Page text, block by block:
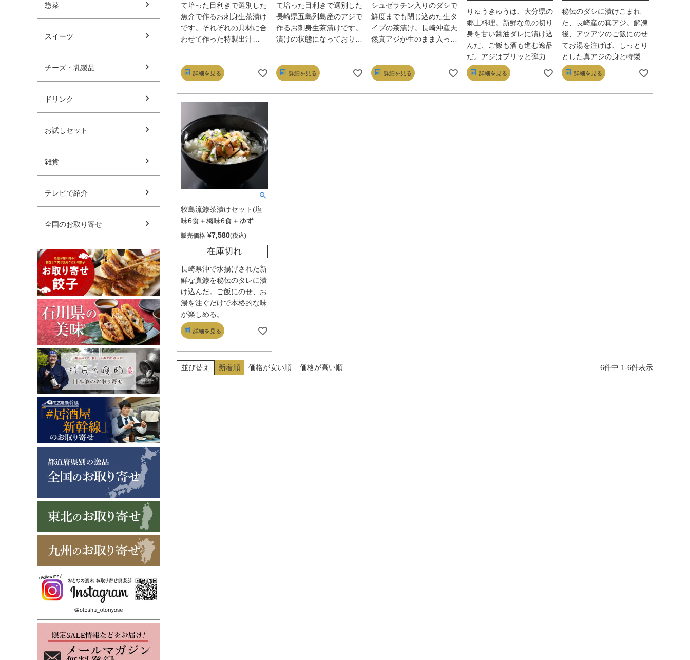
惣菜
スイーツ
チーズ・乳製品
ドリンク
お試しセット
雑貨
テレビで紹介
全国のお取り寄せ
て培った目利きで選別した
魚介で作るお刺身生茶漬け
です。それぞれの具材に合
わせて作った特製出汁
し上がるだけの簡単調理。
おりでおうちにいながら高
レトルトやフリーズドライ
のお茶漬けとは違う”生”の
お茶漬けをお楽しみくださ
い。
詳細を見る
て培った目利きで選別した
長崎県五島列島産のアジで
作るお刺身生茶漬けです。
漬けの状態になっておりま
業で小骨を取っており、生
わえます。某有名グルメ旅
詳細を見る
シュゼラチン入りのダシで
鮮度までも閉じ込めた生タ
イプの茶漬け。長崎沖産天
然真アジが生のまま入った
せた「真さばごま茶漬」な
ぜひ自宅に常備しておきた
詳細を見る
りゅうきゅうは、大分県の
郷土料理。新鮮な魚の切り
身を甘い醤油ダレに漬け込
んだ、ご飯も酒も進む逸品
だ。アジはプリッと弾力が
あり、ブリはとろり柔ら
か、鯛はしっとり。それぞ
詳細を見る
秘伝のダシに漬けこまれ
た、長崎産の真アジ。解凍
後、アツアツのご飯にのせ
てお湯を注げば、しっとり
とした真アジの身と特製ダ
シが胃に染み渡る。優しい
味わいの塩味とさっぱり風
詳細を見る
牧島流鯵茶漬けセット(塩
味6食＋梅味6食＋ゆず風
味6食(計18食))
販売価格 ¥7,580
在庫切れ
長崎県沖で水揚げされた新
鮮な真鯵を秘伝のタレに漬
け込んだ。ご飯にのせ、お
湯を注ぐだけで本格的な味
が楽しめる。
詳細を見る
並び替え 新着順 価格が安い順 価格が高い順 6件中 1-6件表示